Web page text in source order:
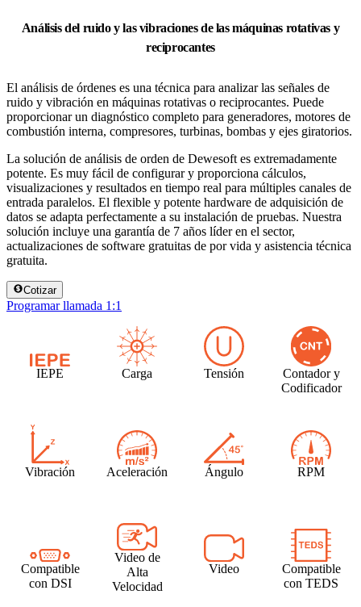
Análisis del ruido y las vibraciones de las máquinas rotativas y
reciprocantes
El análisis de órdenes es una técnica para analizar las señales de
ruido y vibración en máquinas rotativas o reciprocantes. Puede
proporcionar un diagnóstico completo para generadores, motores de
combustión interna, compresores, turbinas, bombas y ejes giratorios.
La solución de análisis de orden de Dewesoft es extremadamente
potente. Es muy fácil de configurar y proporciona cálculos,
visualizaciones y resultados en tiempo real para múltiples canales de
entrada paralelos. El flexible y potente hardware de adquisición de
datos se adapta perfectamente a su instalación de pruebas. Nuestra
solución incluye una garantía de 7 años líder en el sector,
actualizaciones de software gratuitas de por vida y asistencia técnica
gratuita.
Cotizar
Programar llamada 1:1
IEPE Carga Tensión
Contador y
Codificador
Vibración Aceleración Ángulo RPM
Compatible
con DSI
Video de
Alta
Velocidad
Video
Compatible
con TEDS